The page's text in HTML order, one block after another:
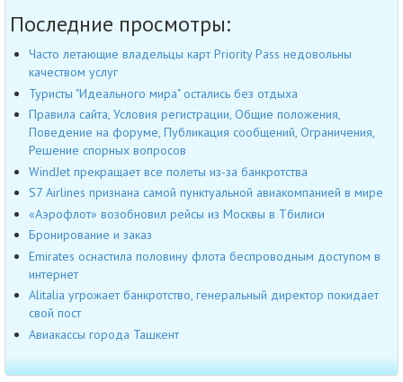
Последние просмотры:
Часто летающие владельцы карт Priority Pass недовольны
качеством услуг
Туристы "Идеального мира" остались без отдыха
Правила сайта, Условия регистрации, Общие положения,
Поведение на форуме, Публикация сообщений, Ограничения,
Решение спорных вопросов
WindJet прекращает все полеты из-за банкротства
S7 Airlines признана самой пунктуальной авиакомпанией в мире
«Аэрофлот» возобновил рейсы из Москвы в Тбилиси
Бронирование и заказ
Emirates оснастила половину флота беспроводным доступом в
интернет
Alitalia угрожает банкротство, генеральный директор покидает
свой пост
Авиакассы города Ташкент